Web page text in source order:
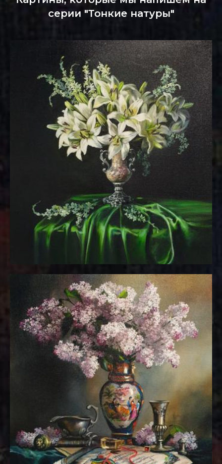
серии "Тонкие натуры"